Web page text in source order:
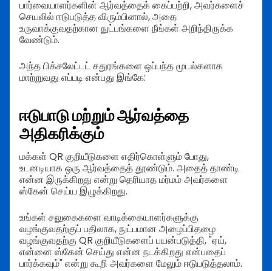
பார்வையாளர்களின் ஆர்வத்தைக் கைப்பற்றி, அவர்களைச்
செயலில் ஈடுபடுத்த விரும்பினால், அதை
உருவாக்குவதற்கான நுட்பங்களை நீங்கள் அறிந்திருக்க
வேண்டும்.
அந்த பிக்சலேட்டட் சதுரங்களை ஒப்பந்த மூடல்களாக
மாற்றுவது எப்படி என்பது இங்கே:
ஈடுபாடு மற்றும் ஆர்வத்தை
அதிகரிக்கும்
மக்கள் QR குறியீடுகளை எதிர்கொள்ளும் போது,
உடனடியாக ஒரு ஆர்வத்தைத் தூண்டும். அதைத் தாண்டி
என்ன இருக்கிறது என்று தெரியாத மர்மம் அவர்களை
ஸ்கேன் செய்ய இழுக்கிறது.
உங்கள் சலுகைகளை வாடிக்கையாளர்களுக்கு
வழங்குவதற்குப் பதிலாக, நுட்பமான அழைப்பிதழை
வழங்குவதற்கு QR குறியீடுகளைப் பயன்படுத்தி, "ஏய்,
என்னை ஸ்கேன் செய்து என்ன நடக்கிறது என்பதைப்
பார்க்கவும்" என்று கூறி அவர்களை மேலும் ஈடுபடுத்தலாம்.